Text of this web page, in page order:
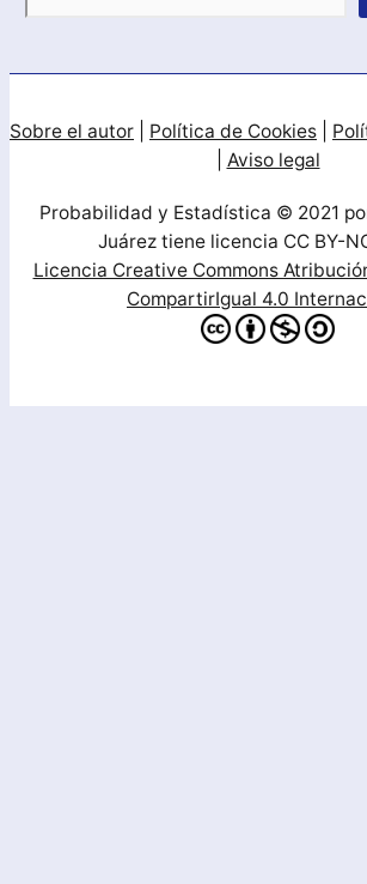
Sobre el autor Política de Cookies
Aviso legal
Probabilidad y Estadística © 2021
Juárez tiene licencia CC BY-
Licencia Creative Commons
CompartirIgual 4.0